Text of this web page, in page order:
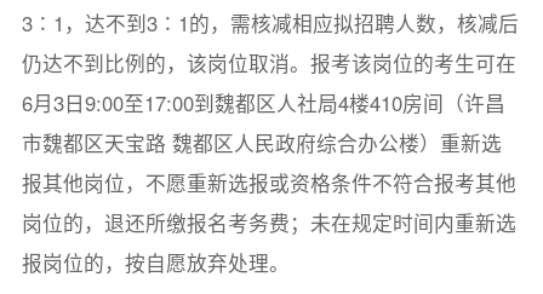
3∶1，达不到3∶1的，需核减相应拟招聘人数，核减后
仍达不到比例的，该岗位取消。报考该岗位的考生可在
6月3日9:00至17:00到魏都区人社局4楼410房间（许昌
市魏都区天宝路 魏都区人民政府综合办公楼）重新选
报其他岗位，不愿重新选报或资格条件不符合报考其他
岗位的，退还所缴报名考务费；未在规定时间内重新选
报岗位的，按自愿放弃处理。